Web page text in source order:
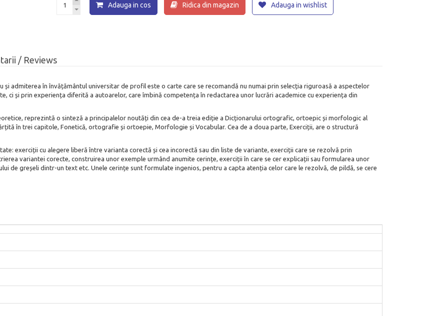
Adauga in cos Ridica din magazin Adauga in wishlist
/ Reviews
admiterea în învățământul universitar de profil este o carte care se recomandă nu numai prin selecția riguroasă a aspectelor
ci și prin experiența diferită a autoarelor, care îmbină competența în redactarea unor lucrări academice cu experiența din
reprezintă o sinteză a principalelor noutăți din cea de-a treia ediție a Dicționarului ortografic, ortoepic și morfologic al
în trei capitole, Fonetică, ortografie și ortoepie, Morfologie și Vocabular. Cea de a doua parte, Exerciții, are o structură
exerciții cu alegere liberă între varianta corectă și cea incorectă sau din liste de variante, exerciții care se rezolvă prin
variantei corecte, construirea unor exemple urmând anumite cerințe, exerciții în care se cer explicații sau formularea unor
de greșeli dintr-un text etc. Unele cerințe sunt formulate ingenios, pentru a capta atenția celor care le rezolvă, de pildă, se cere